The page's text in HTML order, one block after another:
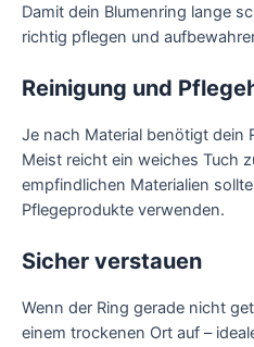
Damit dein Blumenring lange
richtig pflegen und
Reinigung und
Je nach Material benötigt dein
Meist reicht ein weiches Tuch
empfindlichen Materialien
Pflegeprodukte verwenden.
Sicher verstauen
Wenn der Ring gerade nicht
einem trockenen Ort auf –